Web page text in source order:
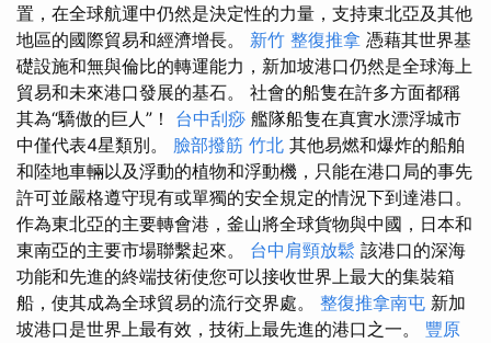
置，在全球航運中仍然是決定性的力量，支持東北亞及其他
地區的國際貿易和經濟增長。 新竹 整復推拿 憑藉其世界基
礎設施和無與倫比的轉運能力，新加坡港口仍然是全球海上
貿易和未來港口發展的基石。 社會的船隻在許多方面都稱
其為“驕傲的巨人”！ 台中刮痧 艦隊船隻在真實水漂浮城市
中僅代表4星類別。 臉部撥筋 竹北 其他易燃和爆炸的船舶
和陸地車輛以及浮動的植物和浮動機，只能在港口局的事先
許可並嚴格遵守現有或單獨的安全規定的情況下到達港口。
作為東北亞的主要轉會港，釜山將全球貨物與中國，日本和
東南亞的主要市場聯繫起來。 台中肩頸放鬆 該港口的深海
功能和先進的終端技術使您可以接收世界上最大的集裝箱
船，使其成為全球貿易的流行交界處。 整復推拿南屯 新加
坡港口是世界上最有效，技術上最先進的港口之一。 豐原